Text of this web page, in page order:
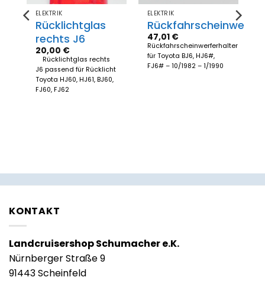
ELEKTRIK
Rücklichtglas
rechts J6
20,00 €
Rücklichtglas rechts
J6 passend für Rücklicht
Toyota HJ60, HJ61, BJ60,
FJ60, FJ62
ELEKTRIK
47,01 €
Rückfahrscheinwerferhalter
für Toyota BJ6, HJ6#,
FJ6# – 10/1982 – 1/1990
KONTAKT
Landcruisershop Schumacher e.K.
Nürnberger Straße 9
91443 Scheinfeld